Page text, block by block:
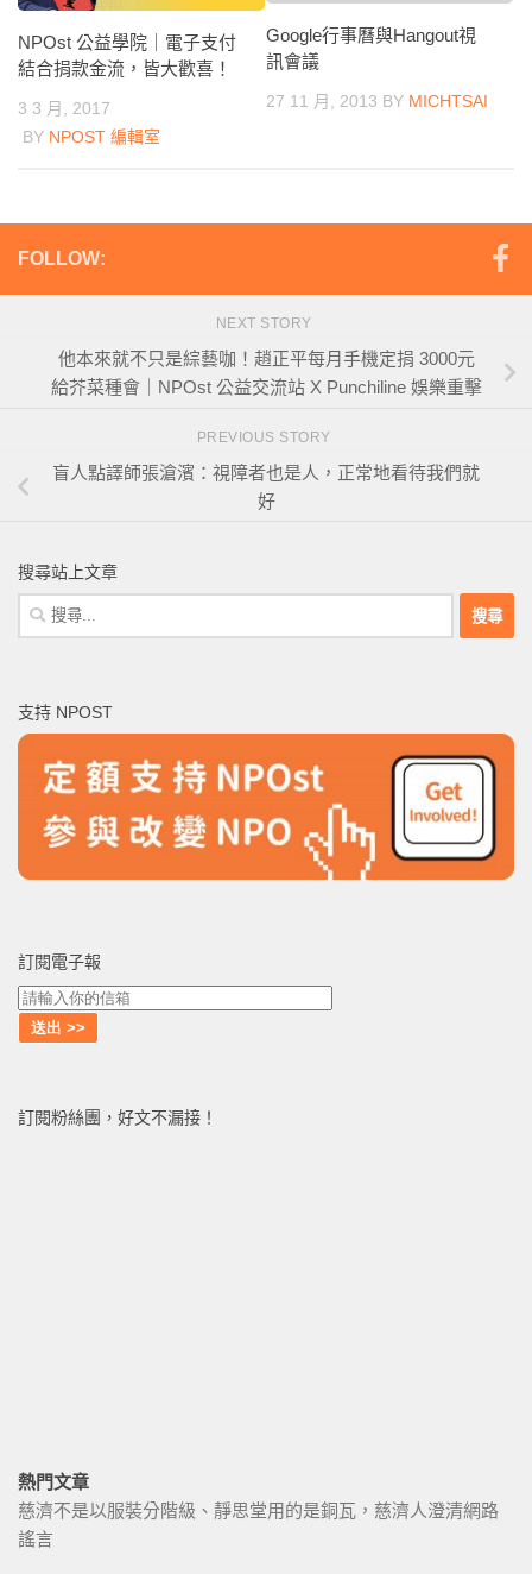
NPOst 公益學院｜電子支付
結合捐款金流，皆大歡喜！
3 3 月, 2017
BY NPOST 編輯室
Google行事曆與Hangout視
訊會議
27 11 月, 2013 BY MICHTSAI
FOLLOW:
NEXT STORY
他本來就不只是綜藝咖！趙正平每月手機定捐 3000元
給芥菜種會｜NPOst 公益交流站 X Punchiline 娛樂重擊
PREVIOUS STORY
盲人點譯師張滄濱：視障者也是人，正常地看待我們就
好
搜尋站上文章
搜
尋
字:
支持 NPOST
訂閱電子報
訂閱粉絲團，好文不漏接！
熱門文章
慈濟不是以服裝分階級、靜思堂用的是銅瓦，慈濟人澄清網路
謠言